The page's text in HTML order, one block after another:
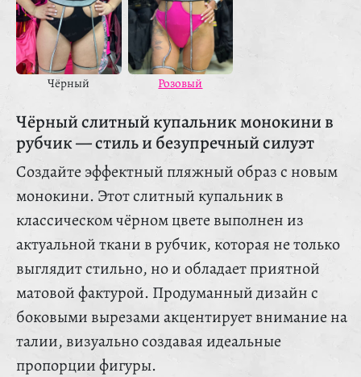
Чёрный Розовый
Чёрный слитный купальник монокини в
рубчик — стиль и безупречный силуэт
Создайте эффектный пляжный образ с новым
монокини. Этот слитный купальник в
классическом чёрном цвете выполнен из
актуальной ткани в рубчик, которая не только
выглядит стильно, но и обладает приятной
матовой фактурой. Продуманный дизайн с
боковыми вырезами акцентирует внимание на
талии, визуально создавая идеальные
пропорции фигуры.